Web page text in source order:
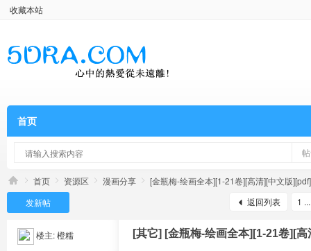
收藏本站
首页
首页 资源区 漫画分享
[金瓶梅-绘画全本][1-21卷][高清][中文版][pdf]
1 ...
返回列表
发新帖
楼主:橙糯 [其它] [金瓶梅-绘画全本][1-21卷][